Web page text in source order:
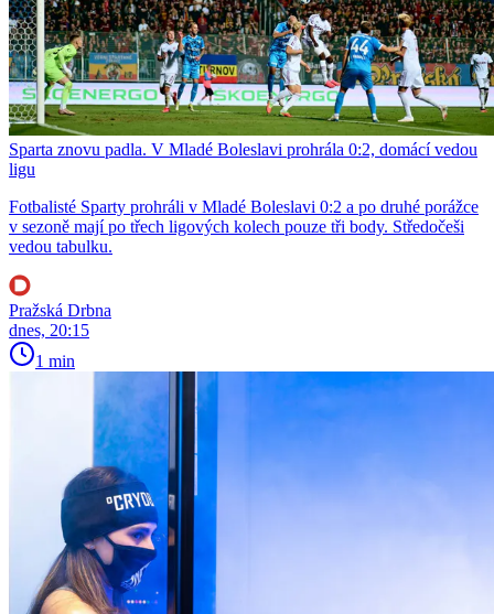
Sparta znovu padla. V Mladé Boleslavi prohrála 0:2, domácí vedou
ligu
Fotbalisté Sparty prohráli v Mladé Boleslavi 0:2 a po druhé porážce
v sezoně mají po třech ligových kolech pouze tři body. Středočeši
vedou tabulku.
Pražská Drbna
dnes, 20:15
1 min